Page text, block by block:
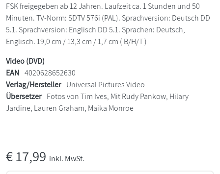
FSK freigegeben ab 12 Jahren. Laufzeit ca. 1 Stunden und 50
Minuten. TV-Norm: SDTV 576i (PAL). Sprachversion: Deutsch DD
5.1. Sprachversion: Englisch DD 5.1. Sprachen: Deutsch,
Englisch. 19,0 cm / 13,3 cm / 1,7 cm ( B/H/T )
Video (DVD)
EAN 4020628652630
Verlag/Hersteller Universal Pictures Video
Übersetzer Fotos von Tim Ives, Mit Rudy Pankow, Hilary
Jardine, Lauren Graham, Maika Monroe
€17,99 inkl. MwSt.